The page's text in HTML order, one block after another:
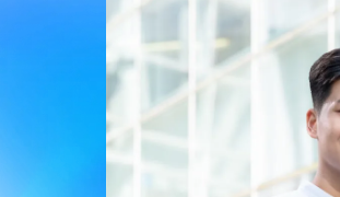
职前培训课程
全日制中六或以上
全日制中三或以上
衔接学士学位
在职培训课程
持续专业进修
夜间兼读制
日间兼读制
学历程度
学士学位
证书
其
应
社
专
全日制中六或以上
全日制中三或以上
衔接学士学位
在职培训
持续专业进修
夜间兼读制
日间兼读制
学费及资助
全日制中六或以上
全日制中三或以上
奖学金
奖学金及奖励计划